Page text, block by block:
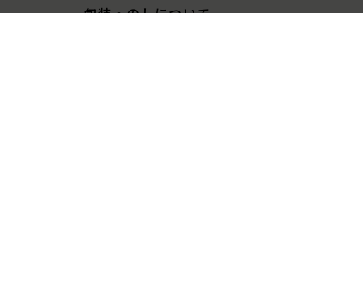
包装・のしについて